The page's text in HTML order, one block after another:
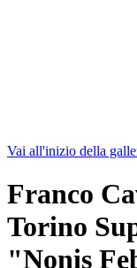
Vai all'inizio della
Franco
Torino
"Nonis